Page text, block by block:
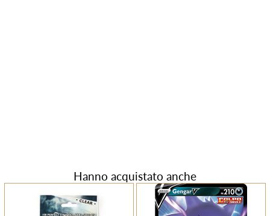
Hanno acquistato anche